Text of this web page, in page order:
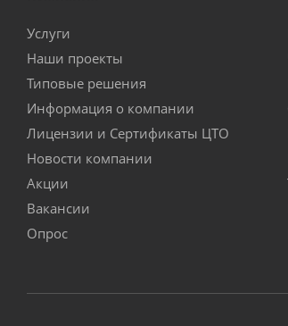
Услуги
Наши проекты
Типовые решения
Информация о компании
Лицензии и Сертификаты ЦТО
Новости компании
Акции
Вакансии
Опрос